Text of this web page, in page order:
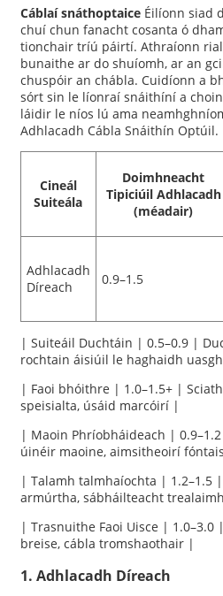
Cáblaí snáthoptaiceÉilíonn siad
chuí chun fanacht cosanta ó
tionchair tríú páirtí. Athraíonn
bunaithe ar do shuíomh, ar an
chuspóir an chábla. Cuidíonn a
sórt sin le líonraí snáithíní a
láidir le níos lú ama
Adhlacadh Cábla Snáithín Optúil.
Cineál
Suiteála
Doimhneacht
Tipiciúil Adhlacadh
(méadair)
Adhlacadh
Díreach
0.9–1.5
| Suiteáil Duchtáin | 0.5–0.9 |
rochtain áisiúil le haghaidh
| Faoi bhóithre | 1.0–1.5+ |
speisialta, úsáid marcóirí |
| Maoin Phríobháideach |
úinéir maoine, aimsitheoirí
| Talamh talmhaíochta | 1.2–1.5
armúrtha, sábháilteacht
| Trasnuithe Faoi Uisce | 1.0–3.0
breise, cábla tromshaothair |
1. Adhlacadh Díreach